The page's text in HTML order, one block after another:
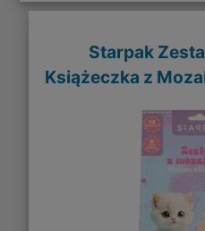
Starpak
Książeczka z